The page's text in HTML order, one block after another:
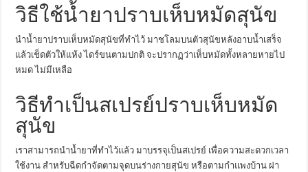
วิธีใช้น้ำยาปราบเห็บหมัดสุนัข
นำน้ำยาปราบเห็บหมัดสุนัขที่ทำไว้ มาชโลมบนตัวสุนัขหลังอาบน้ำเสร็จ
แล้วเช็ดตัวให้แห้ง ไดร์ขนตามปกติ จะปรากฏว่าเห็บหมัดทั้งหลายหายไป
หมด ไม่มีเหลือ
วิธีทำเป็นสเปรย์ปราบเห็บหมัด
สุนัข
เราสามารถนำน้ำยาที่ทำไว้แล้ว มาบรรจุเป็นสเปรย์ เพื่อความสะดวกเวลา
ใช้งาน สำหรับฉีดกำจัดตามจุดบนร่างกายสุนัข หรือตามกำแพงบ้าน ฝา